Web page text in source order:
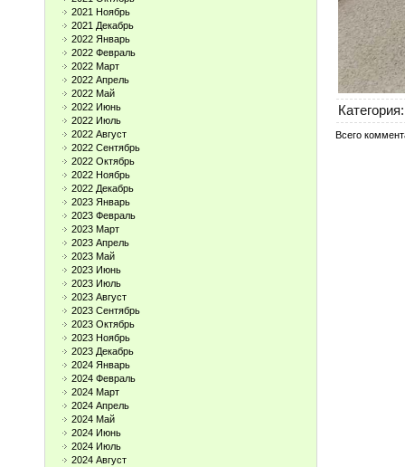
2021 Ноябрь
2021 Декабрь
2022 Январь
2022 Февраль
2022 Март
2022 Апрель
2022 Май
2022 Июнь
2022 Июль
2022 Август
2022 Сентябрь
2022 Октябрь
2022 Ноябрь
2022 Декабрь
2023 Январь
2023 Февраль
2023 Март
2023 Апрель
2023 Май
2023 Июнь
2023 Июль
2023 Август
2023 Сентябрь
2023 Октябрь
2023 Ноябрь
2023 Декабрь
2024 Январь
2024 Февраль
2024 Март
2024 Апрель
2024 Май
2024 Июнь
2024 Июль
2024 Август
Категория:
Всего